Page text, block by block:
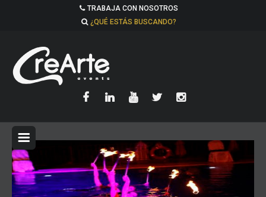
TRABAJA CON NOSOTROS
¿QUÉ ESTÁS BUSCANDO?